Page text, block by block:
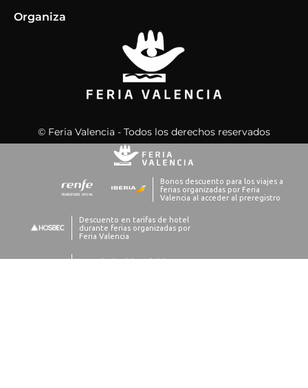
Organiza
© Feria Valencia - Todos los derechos reservados